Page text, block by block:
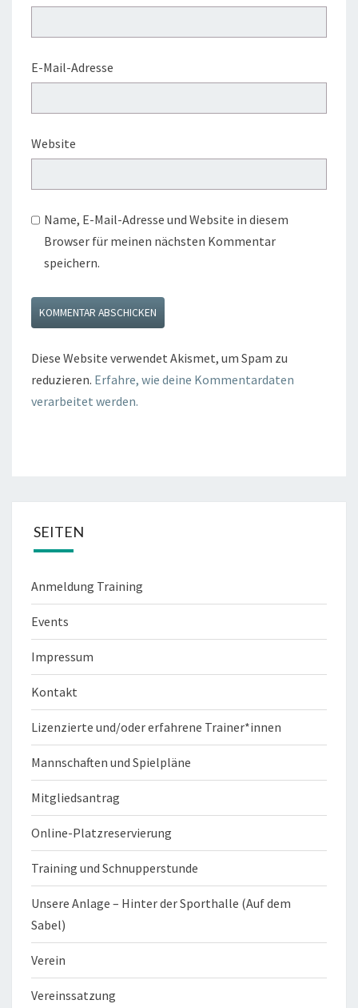
E-Mail-Adresse
Website
Name, E-Mail-Adresse und Website in diesem
Browser für meinen nächsten Kommentar
speichern.
Diese Website verwendet Akismet, um Spam zu
reduzieren. Erfahre, wie deine Kommentardaten
verarbeitet werden.
SEITEN
Anmeldung Training
Events
Impressum
Kontakt
Lizenzierte und/oder erfahrene Trainer*innen
Mannschaften und Spielpläne
Mitgliedsantrag
Online-Platzreservierung
Training und Schnupperstunde
Unsere Anlage – Hinter der Sporthalle (Auf dem
Sabel)
Verein
Vereinssatzung